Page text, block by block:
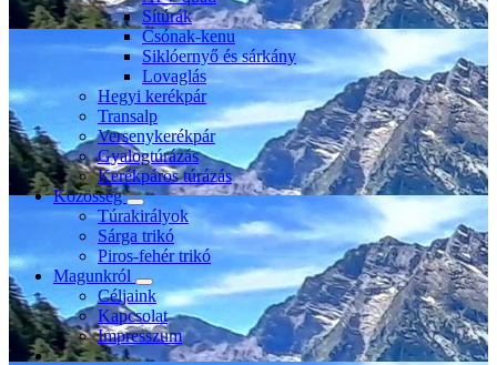
Sítúrák
Csónak-kenu
Siklóernyő és sárkány
Lovaglás
Hegyi kerékpár
Transalp
Versenykerékpár
Gyalogtúrázás
Kerékpáros túrázás
Közösség
Túrakirályok
Sárga trikó
Piros-fehér trikó
Magunkról
Céljaink
Kapcsolat
Impresszum